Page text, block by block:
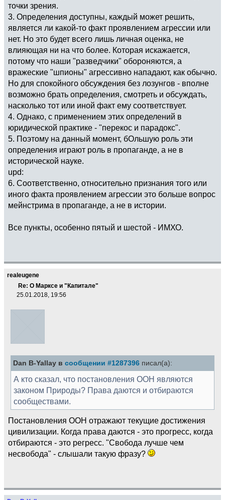
точки зрения.
3. Определения доступны, каждый может решить,
является ли какой-то факт проявлением агрессии или
нет. Но это будет всего лишь личная оценка, не
влияющая ни на что более. Которая искажается,
потому что наши "разведчики" обороняются, а
вражеские "шпионы" агрессивно нападают, как обычно.
Но для спокойного обсуждения без лозунгов - вполне
возможно брать определения, смотреть и обсуждать,
насколько тот или иной факт ему соответствует.
4. Однако, с применением этих определений в
юридической практике - "перекос и парадокс".
5. Поэтому на данный момент, бОльшую роль эти
определения играют роль в пропаганде, а не в
исторической науке.
upd:
6. Соответственно, относительно признания того или
иного факта проявлением агрессии это больше вопрос
мейнстрима в пропаганде, а не в истории.
Все пункты, особенно пятый и шестой - ИМХО.
realeugene
Re: О Марксе и "Капитале"
25.01.2018, 19:56
Dan B-Yallay в сообщении #1287396 писал(а):
А кто сказал, что постановления ООН являются
законом Природы? Права даются и отбираются
сообществами.
Постановления ООН отражают текущие достижения
цивилизации. Когда права даются - это прогресс, когда
отбираются - это регресс. "Свобода лучше чем
несвобода" - слышали такую фразу?